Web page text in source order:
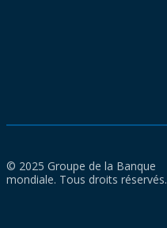
© 2025 Groupe de la Banque
mondiale. Tous droits réservés.